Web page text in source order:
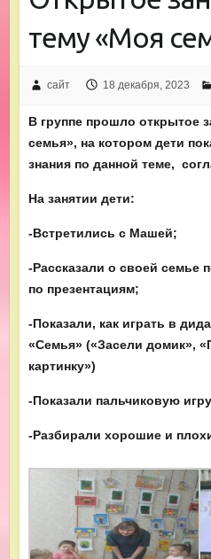
тему «Моя
сайт 18 декабря, 2023
В группе прошло открытое
семья», на котором дети
знания по данной теме,
На занятии дети:
-Встретились с Машей;
-Рассказали о своей семье
по презентациям;
-Показали, как играть в
«Семья» («Засели домик»,
картинку»)
-Показали пальчиковую
-Разбирали хорошие и